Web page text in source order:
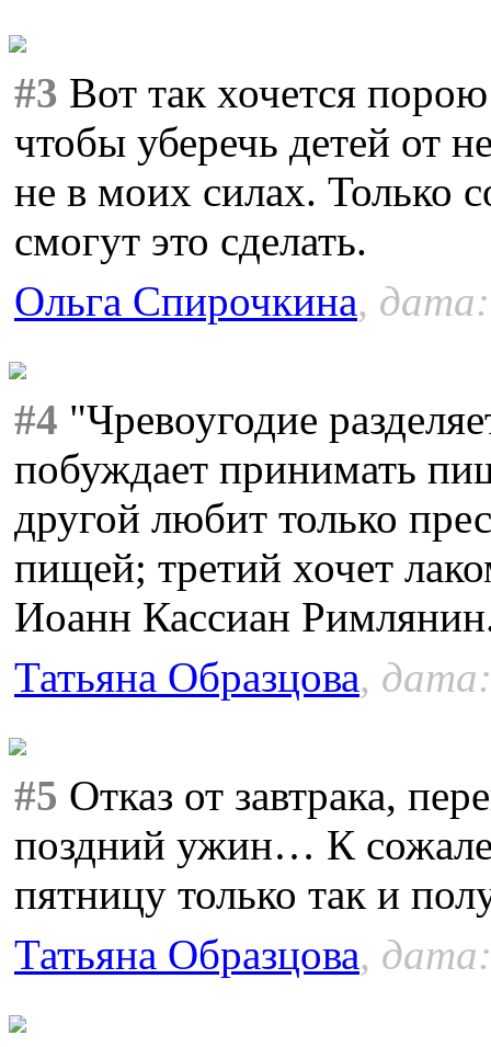
#3 Вот так хочется
чтобы уберечь детей от
не в моих силах. Только
смогут это сделать.
Ольга Спирочкина,
#4 "Чревоугодие
побуждает принимать
другой любит только
пищей; третий хочет
Иоанн Кассиан
Татьяна Образцова,
#5 Отказ от завтрака,
поздний ужин… К
пятницу только так и
Татьяна Образцова,